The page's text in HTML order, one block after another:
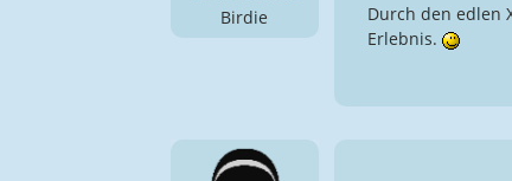
Birdie
Durch den edlen
Erlebnis.